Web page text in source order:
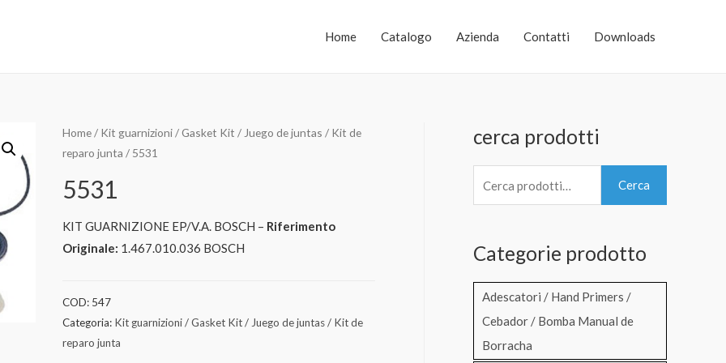
Home Catalogo Azienda Contatti Downloads
Home/ Kit guarnizioni / Gasket Kit / Juego de juntas / Kit de
reparo junta / 5531
5531
KIT GUARNIZIONE EP/V.A. BOSCH – Riferimento
Originale: 1.467.010.036 BOSCH
COD: 547
Categoria: Kit guarnizioni / Gasket Kit / Juego de juntas / Kit de
reparo junta
cerca prodotti
e
c
Cerca
Categorie prodotto
Adescatori / Hand Primers /
Cebador / Bomba Manual de
Borracha